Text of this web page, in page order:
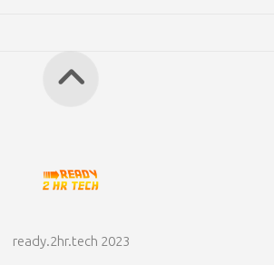
ready.2hr.tech 2023